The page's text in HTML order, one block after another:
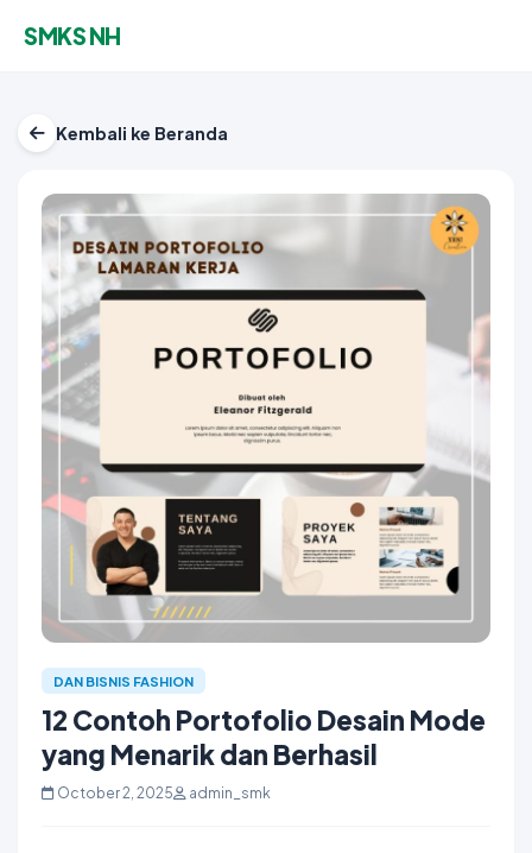
SMKS NH
Kembali ke Beranda
DAN BISNIS FASHION
12 Contoh Portofolio Desain Mode
yang Menarik dan Berhasil
October 2, 2025 admin_smk